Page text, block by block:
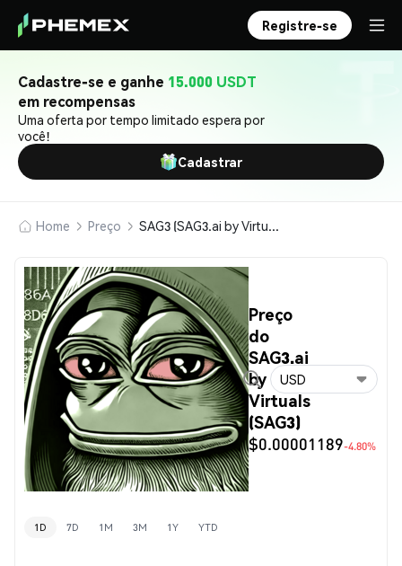
Registre-se
Cadastre-se e ganhe 15.000 USDT
em recompensas
Uma oferta por tempo limitado espera por
você!
Cadastrar
Home Preço SAG3 (SAG3.ai by Virtuals)
Preço
do
SAG3.ai
by
Virtuals
(SAG3)
$0.00001189-4.80%
USD
1D 7D 1M 3M 1Y YTD